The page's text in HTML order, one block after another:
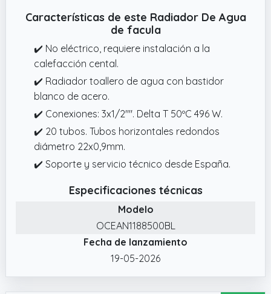
Características de este Radiador De Agua
de facula
✔️ No eléctrico, requiere instalación a la
calefacción cental.
✔️ Radiador toallero de agua con bastidor
blanco de acero.
✔️ Conexiones: 3x1/2"". Delta T 50ºC 496 W.
✔️ 20 tubos. Tubos horizontales redondos
diámetro 22x0,9mm.
✔️ Soporte y servicio técnico desde España.
Especificaciones técnicas
Modelo
OCEAN1188500BL
Fecha de lanzamiento
19-05-2026